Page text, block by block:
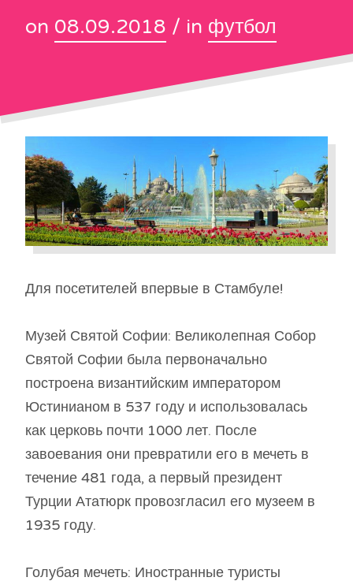
on 08.09.2018 / in футбол
Для посетителей впервые в Стамбуле!
Музей Святой Софии: Великолепная Собор
Святой Софии была первоначально
построена византийским императором
Юстинианом в 537 году и использовалась
как церковь почти 1000 лет. После
завоевания они превратили его в мечеть в
течение 481 года, а первый президент
Турции Ататюрк провозгласил его музеем в
1935 году.
Голубая мечеть: Иностранные туристы